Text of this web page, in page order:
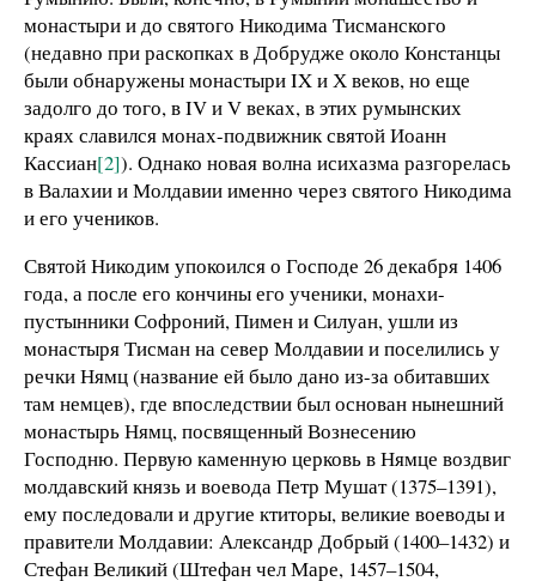
монастыри и до святого Никодима Тисманского
(недавно при раскопках в Добрудже около Констанцы
были обнаружены монастыри IX и Х веков, но еще
задолго до того, в IV и V веках, в этих румынских
краях славился монах-подвижник святой Иоанн
Кассиан[2]). Однако новая волна исихазма разгорелась
в Валахии и Молдавии именно через святого Никодима
и его учеников.
Святой Никодим упокоился о Господе 26 декабря 1406
года, а после его кончины его ученики, монахи-
пустынники Софроний, Пимен и Силуан, ушли из
монастыря Тисман на север Молдавии и поселились у
речки Нямц (название ей было дано из-за обитавших
там немцев), где впоследствии был основан нынешний
монастырь Нямц, посвященный Вознесению
Господню. Первую каменную церковь в Нямце воздвиг
молдавский князь и воевода Петр Мушат (1375–1391),
ему последовали и другие ктиторы, великие воеводы и
правители Молдавии: Александр Добрый (1400–1432) и
Стефан Великий (Штефан чел Маре, 1457–1504,